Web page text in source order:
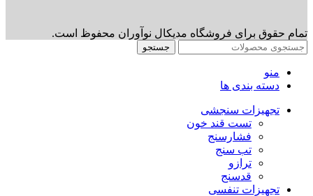
تمام حقوق برای فروشگاه مدیکال نوآوران محفوظ است.
جستجو
منو
دسته بندی ها
تجهیزات سنجشی
تست قند خون
فشارسنج
تب سنج
ترازو
قدسنج
تجهیزات تنفسی